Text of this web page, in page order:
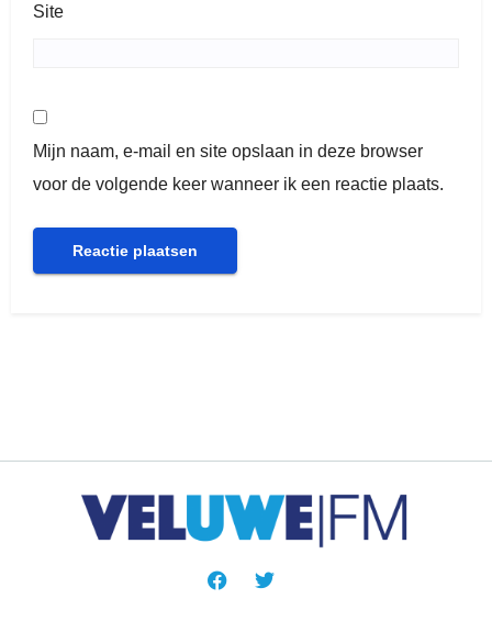
Site
Mijn naam, e-mail en site opslaan in deze browser
voor de volgende keer wanneer ik een reactie plaats.